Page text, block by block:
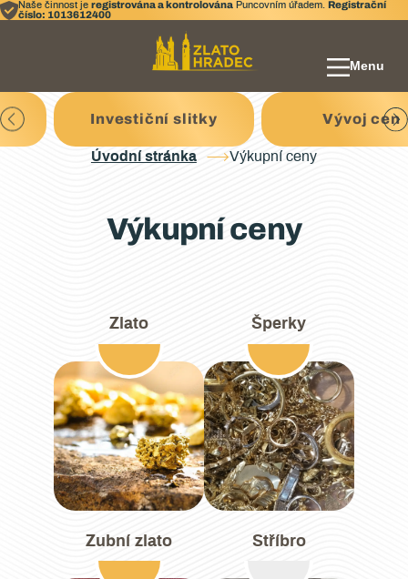
Naše činnost je registrována a kontrolována Puncovním úřadem. Registrační
číslo: 1013612400
Menu
Investiční slitky Vývoj cen
Úvodní stránka Výkupní ceny
Výkupní ceny
Zlato Šperky
Zubní zlato Stříbro